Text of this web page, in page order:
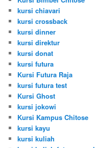
kursi chiavari
kursi crossback
kursi dinner
kursi direktur
kursi donat
kursi futura
Kursi Futura Raja
kursi futura test
Kursi Ghost
kursi jokowi
Kursi Kampus Chitose
kursi kayu
kursi kuliah